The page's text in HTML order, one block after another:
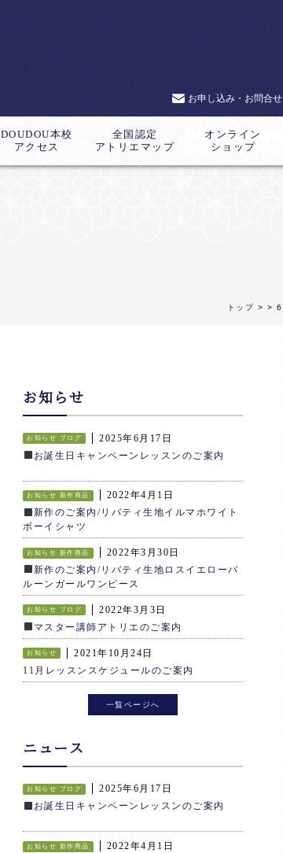
お申し込み・お問合せ
DOUDOU本校
アクセス
全国認定
アトリエマップ
オンライン
ショップ
トップ > > 6
お知らせ
お知らせ ブログ
2025年6月17日
お誕生日キャンペーンレッスンのご案内
お知らせ 新作商品
2022年4月1日
新作のご案内/リバティ生地イルマホワイト
ボーイシャツ
お知らせ 新作商品
2022年3月30日
新作のご案内/リバティ生地ロスイエローバ
ルーンガールワンピース
お知らせ ブログ
2022年3月3日
マスター講師アトリエのご案内
お知らせ
2021年10月24日
11月レッスンスケジュールのご案内
一覧ページへ
ニュース
お知らせ ブログ
2025年6月17日
お誕生日キャンペーンレッスンのご案内
お知らせ 新作商品
2022年4月1日